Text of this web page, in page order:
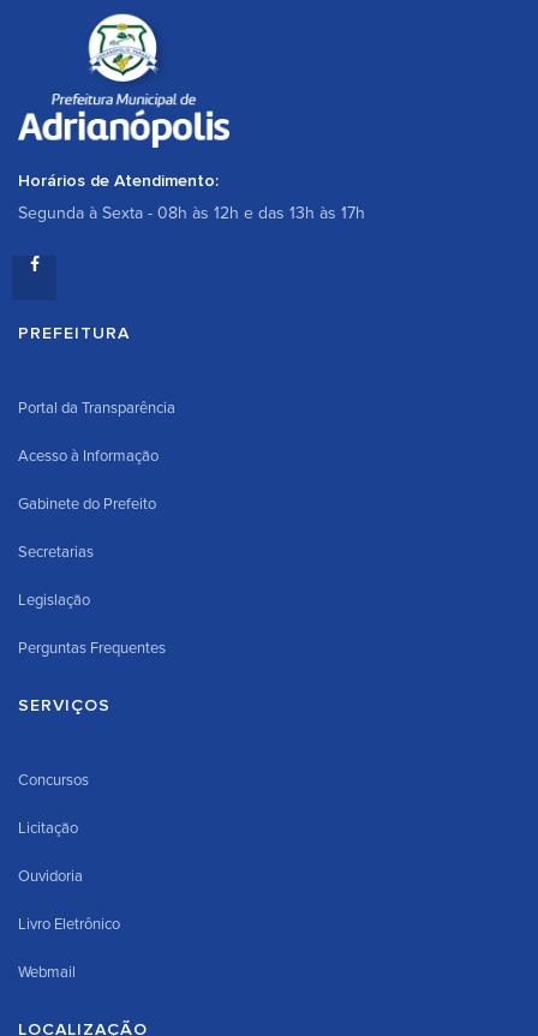
Horários de Atendimento:
Segunda à Sexta - 08h às 12h e das 13h às 17h
PREFEITURA
Portal da Transparência
Acesso à Informação
Gabinete do Prefeito
Secretarias
Legislação
Perguntas Frequentes
SERVIÇOS
Concursos
Licitação
Ouvidoria
Livro Eletrônico
Webmail
LOCALIZAÇÃO